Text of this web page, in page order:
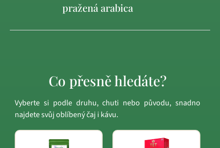
pražená arabica
Co přesně hledáte?
Vyberte si podle druhu, chuti nebo původu, snadno
najdete svůj oblíbený čaj i kávu.